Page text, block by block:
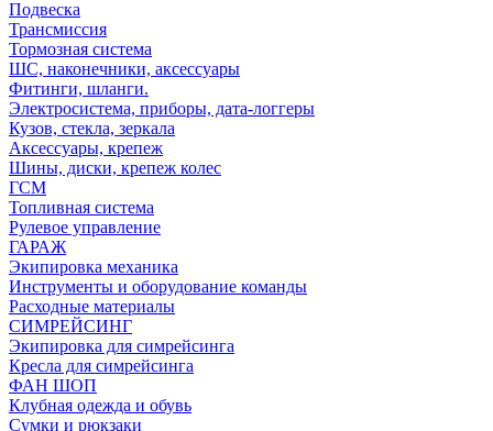
Подвеска
Трансмиссия
Тормозная система
ШС, наконечники, аксессуары
Фитинги, шланги.
Электросистема, приборы, дата-логгеры
Кузов, стекла, зеркала
Аксессуары, крепеж
Шины, диски, крепеж колес
ГСМ
Топливная система
Рулевое управление
ГАРАЖ
Экипировка механика
Инструменты и оборудование команды
Расходные материалы
СИМРЕЙСИНГ
Экипировка для симрейсинга
Кресла для симрейсинга
ФАН ШОП
Клубная одежда и обувь
Сумки и рюкзаки